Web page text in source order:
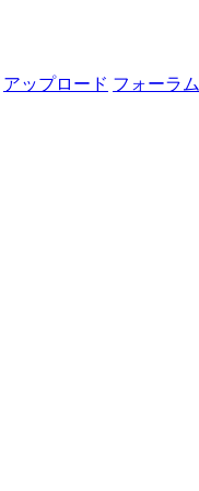
アップロード フォーラム